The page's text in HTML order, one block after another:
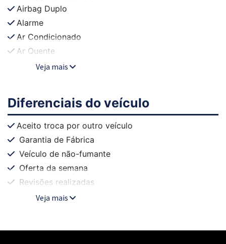
Airbag Duplo
Alarme
Ar Condicionado
Ar Quente
Veja mais
Diferenciais do veículo
Aceito troca por outro veículo
Garantia de Fábrica
Veículo de não-fumante
Oferta da semana
Revisões realizadas
Veja mais